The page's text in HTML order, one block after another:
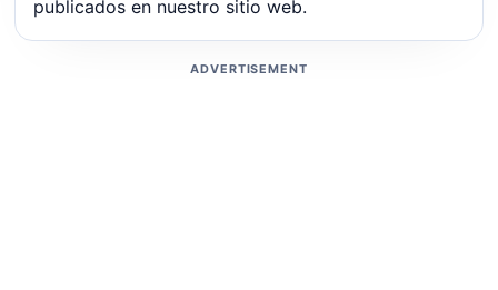
publicados en nuestro sitio web.
ADVERTISEMENT